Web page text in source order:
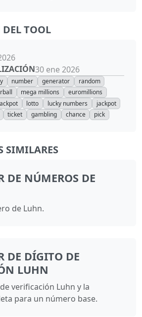
TOOL
30 ene 2026
number generator
random
mega millions
euromillions
lotto lucky numbers
jackpot
ticket gambling chance pick
SIMILARES
DE NÚMEROS DE
de Luhn.
DE DÍGITO DE
LUHN
verificación Luhn y la
para un número base.